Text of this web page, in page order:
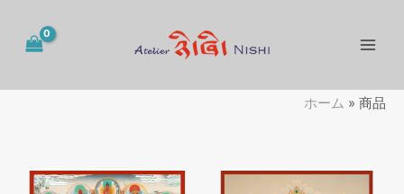
キ
ホーム » 商品